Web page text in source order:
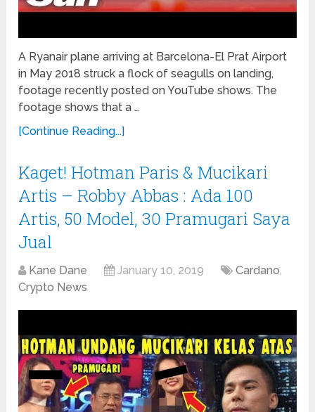
A Ryanair plane arriving at Barcelona-El Prat Airport
in May 2018 struck a flock of seagulls on landing,
footage recently posted on YouTube shows. The
footage shows that a …
[Continue Reading...]
Kaget! Hotman Paris & Mucikari
Artis – Robby Abbas : Ada 100
Artis, 50 Model, 30 Pramugari Saya
Jual
Kane Dane January 10, 2019 Cardano,
Crypto News